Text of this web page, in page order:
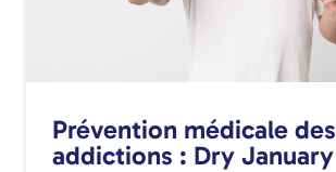
Prévention médicale des
addictions : Dry January